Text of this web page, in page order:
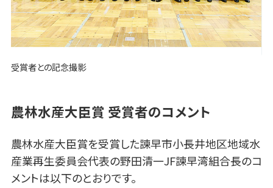
受賞者との記念撮影
農林水産大臣賞 受賞者のコメント
農林水産大臣賞を受賞した諫早市小長井地区地域水
産業再生委員会代表の野田清一JF諫早湾組合長のコ
メントは以下のとおりです。